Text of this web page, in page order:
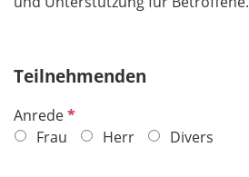
Teilnehmenden
AnredeP
f
Frau Herr Divers